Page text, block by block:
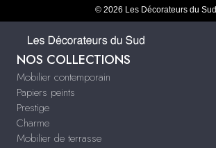
© 2026 Les Décorateurs du Sud
NOS COLLECTIONS
Mobilier contemporain
Papiers peints
Prestige
Charme
Mobilier de terrasse